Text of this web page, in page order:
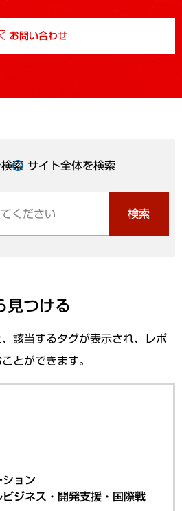
お問い合わせ
索 サイト全体を検索
検索
見つける
該当するタグが表示され、レポ
とができます。
ョン
ジネス・開発支援・国際戦